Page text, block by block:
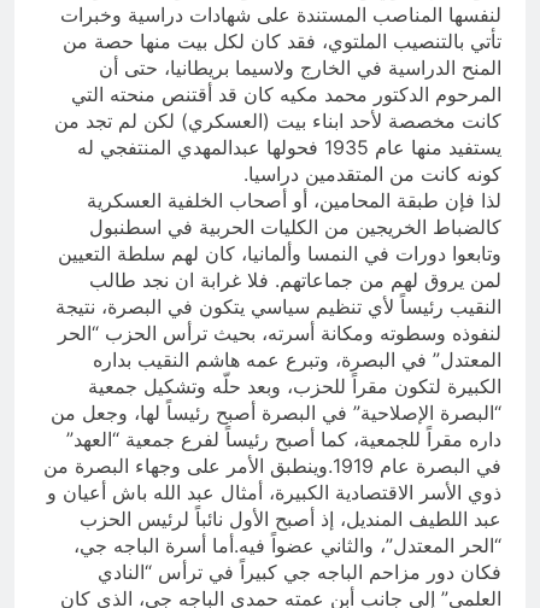
لنفسها المناصب المستندة على شهادات دراسية وخبرات
تأتي بالتنصيب الملتوي، فقد كان لكل بيت منها حصة من
المنح الدراسية في الخارج ولاسيما بريطانيا، حتى أن
المرحوم الدكتور محمد مكيه كان قد أقتنص منحته التي
كانت مخصصة لأحد ابناء بيت (العسكري) لكن لم تجد من
يستفيد منها عام 1935 فحولها عبدالمهدي المنتفجي له
كونه كانت من المتقدمين دراسيا.
لذا فإن طبقة المحامين، أو أصحاب الخلفية العسكرية
كالضباط الخريجين من الكليات الحربية في اسطنبول
وتابعوا دورات في النمسا وألمانيا، كان لهم سلطة التعيين
لمن يروق لهم من جماعاتهم. فلا غرابة ان نجد طالب
النقيب رئيساً لأي تنظيم سياسي يتكون في البصرة، نتيجة
لنفوذه وسطوته ومكانة أسرته، بحيث ترأس الحزب “الحر
المعتدل” في البصرة، وتبرع عمه هاشم النقيب بداره
الكبيرة لتكون مقراً للحزب، وبعد حلّه وتشكيل جمعية
“البصرة الإصلاحية” في البصرة أصبح رئيساً لها، وجعل من
داره مقراً للجمعية، كما أصبح رئيساً لفرع جمعية “العهد”
في البصرة عام 1919.وينطبق الأمر على وجهاء البصرة من
ذوي الأسر الاقتصادية الكبيرة، أمثال عبد الله باش أعيان و
عبد اللطيف المنديل، إذ أصبح الأول نائباً لرئيس الحزب
“الحر المعتدل”، والثاني عضواً فيه.أما أسرة الباجه جي،
فكان دور مزاحم الباجه جي كبيراً في ترأس “النادي
العلمي” إلى جانب أبن عمته حمدي الباجه جي، الذي كان